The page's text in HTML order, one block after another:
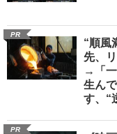
PR
“順風
先、
→「一
生ん
す、“
PR